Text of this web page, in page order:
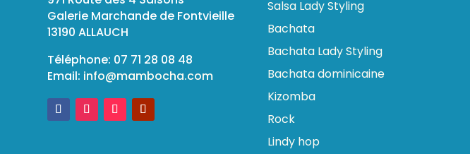
Galerie Marchande de Fontvieille
13190 ALLAUCH
Téléphone: 07 71 28 08 48
Email: info@mambocha.com
Salsa Lady Styling
Bachata
Bachata Lady Styling
Bachata dominicaine
Kizomba
Rock
Lindy hop